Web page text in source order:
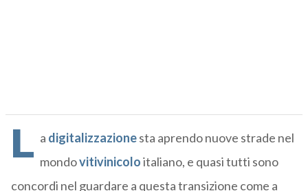
L a digitalizzazionesta aprendo nuove strade nel
mondovitivinicoloitaliano, e quasi tutti sono
concordi nel guardare a questa transizione come a